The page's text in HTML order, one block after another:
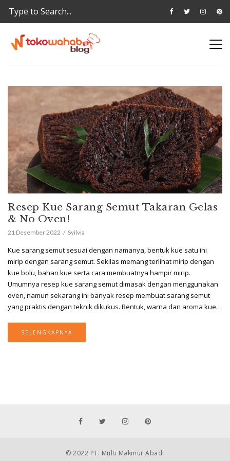
Resep Kue Sarang Semut Takaran Gelas
& No Oven!
21 Desember 2022 Syilvia
Kue sarang semut sesuai dengan namanya, bentuk kue satu ini
mirip dengan sarang semut. Sekilas memang terlihat mirip dengan
kue bolu, bahan kue serta cara membuatnya hampir mirip.
Umumnya resep kue sarang semut dimasak dengan menggunakan
oven, namun sekarang ini banyak resep membuat sarang semut
yang praktis dengan teknik dikukus. Bentuk, warna dan aroma kue…
SELENGKAPNYA
© 2022 PT. Multi Makmur Abadi